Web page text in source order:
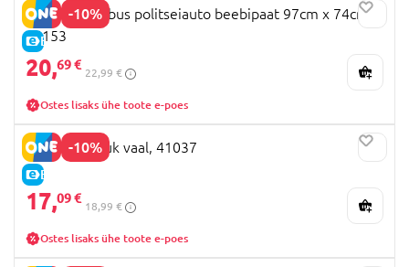
-10%
E-HIND
BESTWAY Lõbus politseiauto beebipaat 97cm x 74cm,
34153
20,69 €
22,99 €
Ostes lisaks ühe toote e-poes
-10%
E-HIND
BESTWAY ujuk vaal, 41037
17,09 €
18,99 €
Ostes lisaks ühe toote e-poes